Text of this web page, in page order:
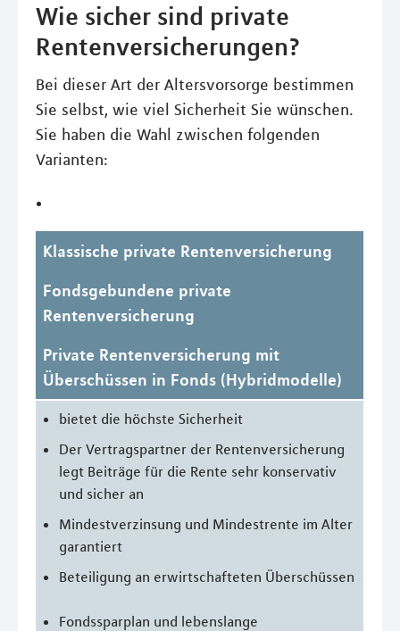
Wie sicher sind private
Rentenversicherungen?
Bei dieser Art der Altersvorsorge bestimmen
Sie selbst, wie viel Sicherheit Sie wünschen.
Sie haben die Wahl zwischen folgenden
Varianten:
Klassische private Rentenversicherung
Fondsgebundene private
Rentenversicherung
Private Rentenversicherung mit
Überschüssen in Fonds (Hybridmodelle)
bietet die höchste Sicherheit
Der Vertragspartner der Rentenversicherung
legt Beiträge für die Rente sehr konservativ
und sicher an
Mindestverzinsung und Mindestrente im Alter
garantiert
Beteiligung an erwirtschafteten Überschüssen
Fondssparplan und lebenslange